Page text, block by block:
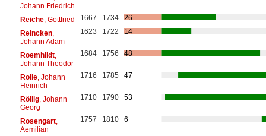
Johann Friedrich
Reiche, Gottfried 1667 1734
26
Reincken,
Johann Adam
1623 1722 14
Roemhildt,
Johann Theodor
1684 1756 48
Rolle, Johann
Heinrich
1716 1785 47
Röllig, Johann
Georg
1710 1790 53
Rosengart,
Aemilian
1757 1810 6